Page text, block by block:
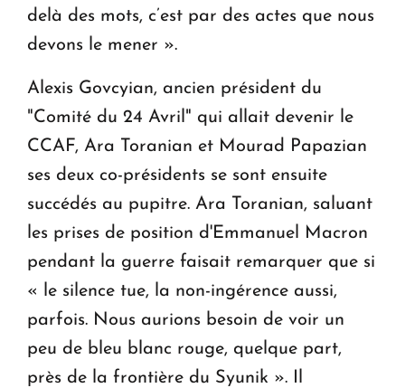
delà des mots, c’est par des actes que nous
devons le mener ».
Alexis Govcyian, ancien président du
"Comité du 24 Avril" qui allait devenir le
CCAF, Ara Toranian et Mourad Papazian
ses deux co-présidents se sont ensuite
succédés au pupitre. Ara Toranian, saluant
les prises de position d'Emmanuel Macron
pendant la guerre faisait remarquer que si
« le silence tue, la non-ingérence aussi,
parfois. Nous aurions besoin de voir un
peu de bleu blanc rouge, quelque part,
près de la frontière du Syunik ». Il